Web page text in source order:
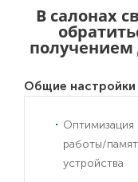
В салонах
получением
Общие настройки
Оптимизация
работы/
устройства